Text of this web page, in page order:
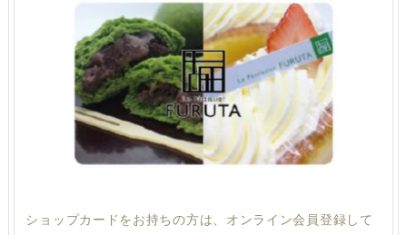
ショップカードをお持ちの方は、オンライン会員登録して